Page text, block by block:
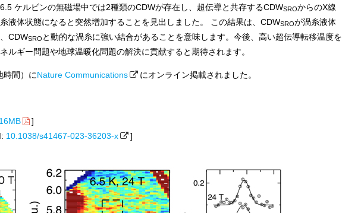
ケルビンの無磁場中では2種類のCDWが存在し、超伝導と共存するCDWSROからのX線
液体状態になると突然増加することを見出しました。 この結果は、CDWSROが渦糸液体
CDWSRO と動的な渦糸に強い結合があることを意味します。今後、高い超伝導転移温度を
ルギー問題や地球温暖化問題の解決に貢献すると期待されます。
時間）にNature Communications にオンライン掲載されました。
]
10.1038/s41467-023-36203-x ]